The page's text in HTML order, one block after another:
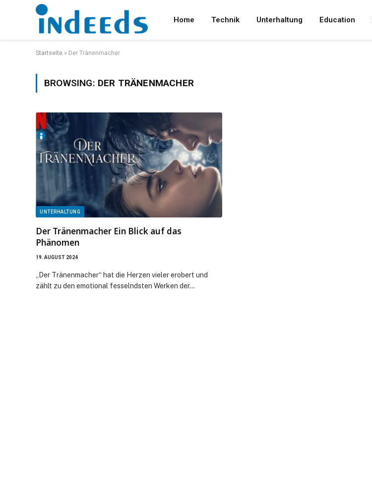
Home Technik Unterhaltung Education
Startseite » Der Tränenmacher
BROWSING: DER TRÄNENMACHER
UNTERHALTUNG
Der Tränenmacher Ein Blick auf das
Phänomen
19. AUGUST 2024
„Der Tränenmacher“ hat die Herzen vieler erobert und
zählt zu den emotional fesselndsten Werken der…